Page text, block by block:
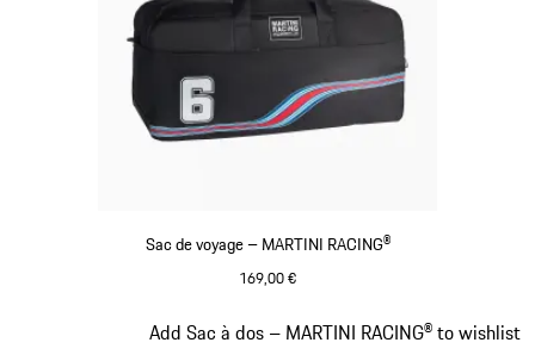
Sac de voyage – MARTINI RACING®
169,00 €
Add Sac à dos – MARTINI RACING® to wishlist
Diapositive 20 sur 20